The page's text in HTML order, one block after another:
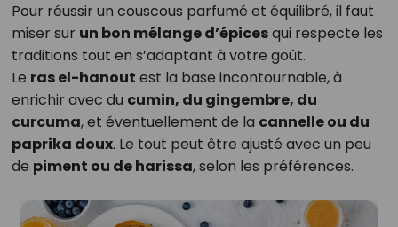
Pour réussir un couscous parfumé et équilibré, il faut
miser sur un bon mélange d’épicesqui respecte les
traditions tout en s’adaptant à votre goût.
Le ras el-hanout est la base incontournable, à
enrichir avec du cumin, du gingembre, du
curcuma, et éventuellement de la cannelle ou du
paprika doux. Le tout peut être ajusté avec un peu
de piment ou de harissa, selon les préférences.